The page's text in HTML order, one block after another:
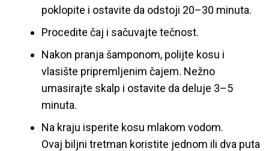
poklopite i ostavite da odstoji 20–30 minuta.
Procedite čaj i sačuvajte tečnost.
Nakon pranja šamponom, polijte kosu i
vlasište pripremljenim čajem. Nežno
umasirajte skalp i ostavite da deluje 3–5
minuta.
Na kraju isperite kosu mlakom vodom.
Ovaj biljni tretman koristite jednom ili dva puta